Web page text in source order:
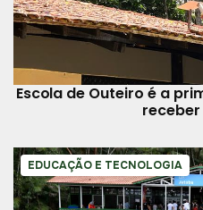
Escola de Outeiro é a
EDUCAÇÃO E TECNOLOGIA